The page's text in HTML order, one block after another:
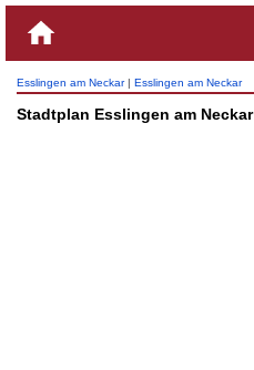
Esslingen am Neckar| Esslingen am Neckar
Stadtplan Esslingen am Neckar